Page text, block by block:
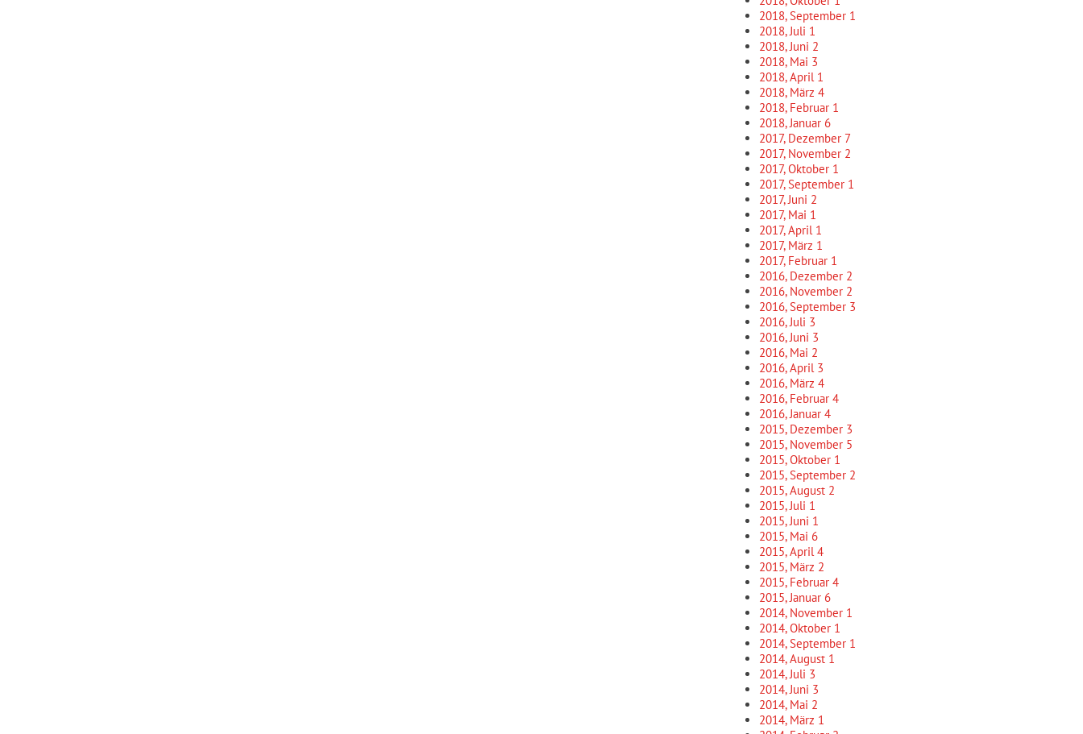
2018, September 1
2018, Juli 1
2018, Juni 2
2018, Mai 3
2018, April 1
2018, März 4
2018, Februar 1
2018, Januar 6
2017, Dezember 7
2017, November 2
2017, Oktober 1
2017, September 1
2017, Juni 2
2017, Mai 1
2017, April 1
2017, März 1
2017, Februar 1
2016, Dezember 2
2016, November 2
2016, September 3
2016, Juli 3
2016, Juni 3
2016, Mai 2
2016, April 3
2016, März 4
2016, Februar 4
2016, Januar 4
2015, Dezember 3
2015, November 5
2015, Oktober 1
2015, September 2
2015, August 2
2015, Juli 1
2015, Juni 1
2015, Mai 6
2015, April4
2015, März 2
2015, Februar 4
2015, Januar 6
2014, November 1
2014, Oktober 1
2014, September 1
2014, August 1
2014, Juli 3
2014, Juni 3
2014, Mai 2
2014, März 1